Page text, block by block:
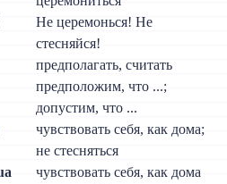
Не церемонься! Не
стесняйся!
предполагать, считать
предположим, что ...;
допустим, что ...
чувствовать себя, как дома;
не стесняться
чувствовать себя, как дома